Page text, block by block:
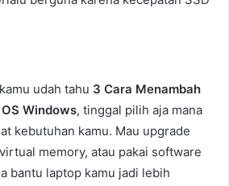
udah tahu 3 Cara Menambah
Windows, tinggal pilih aja mana
kebutuhan kamu. Mau upgrade
memory, atau pakai software
bantu laptop kamu jadi lebih